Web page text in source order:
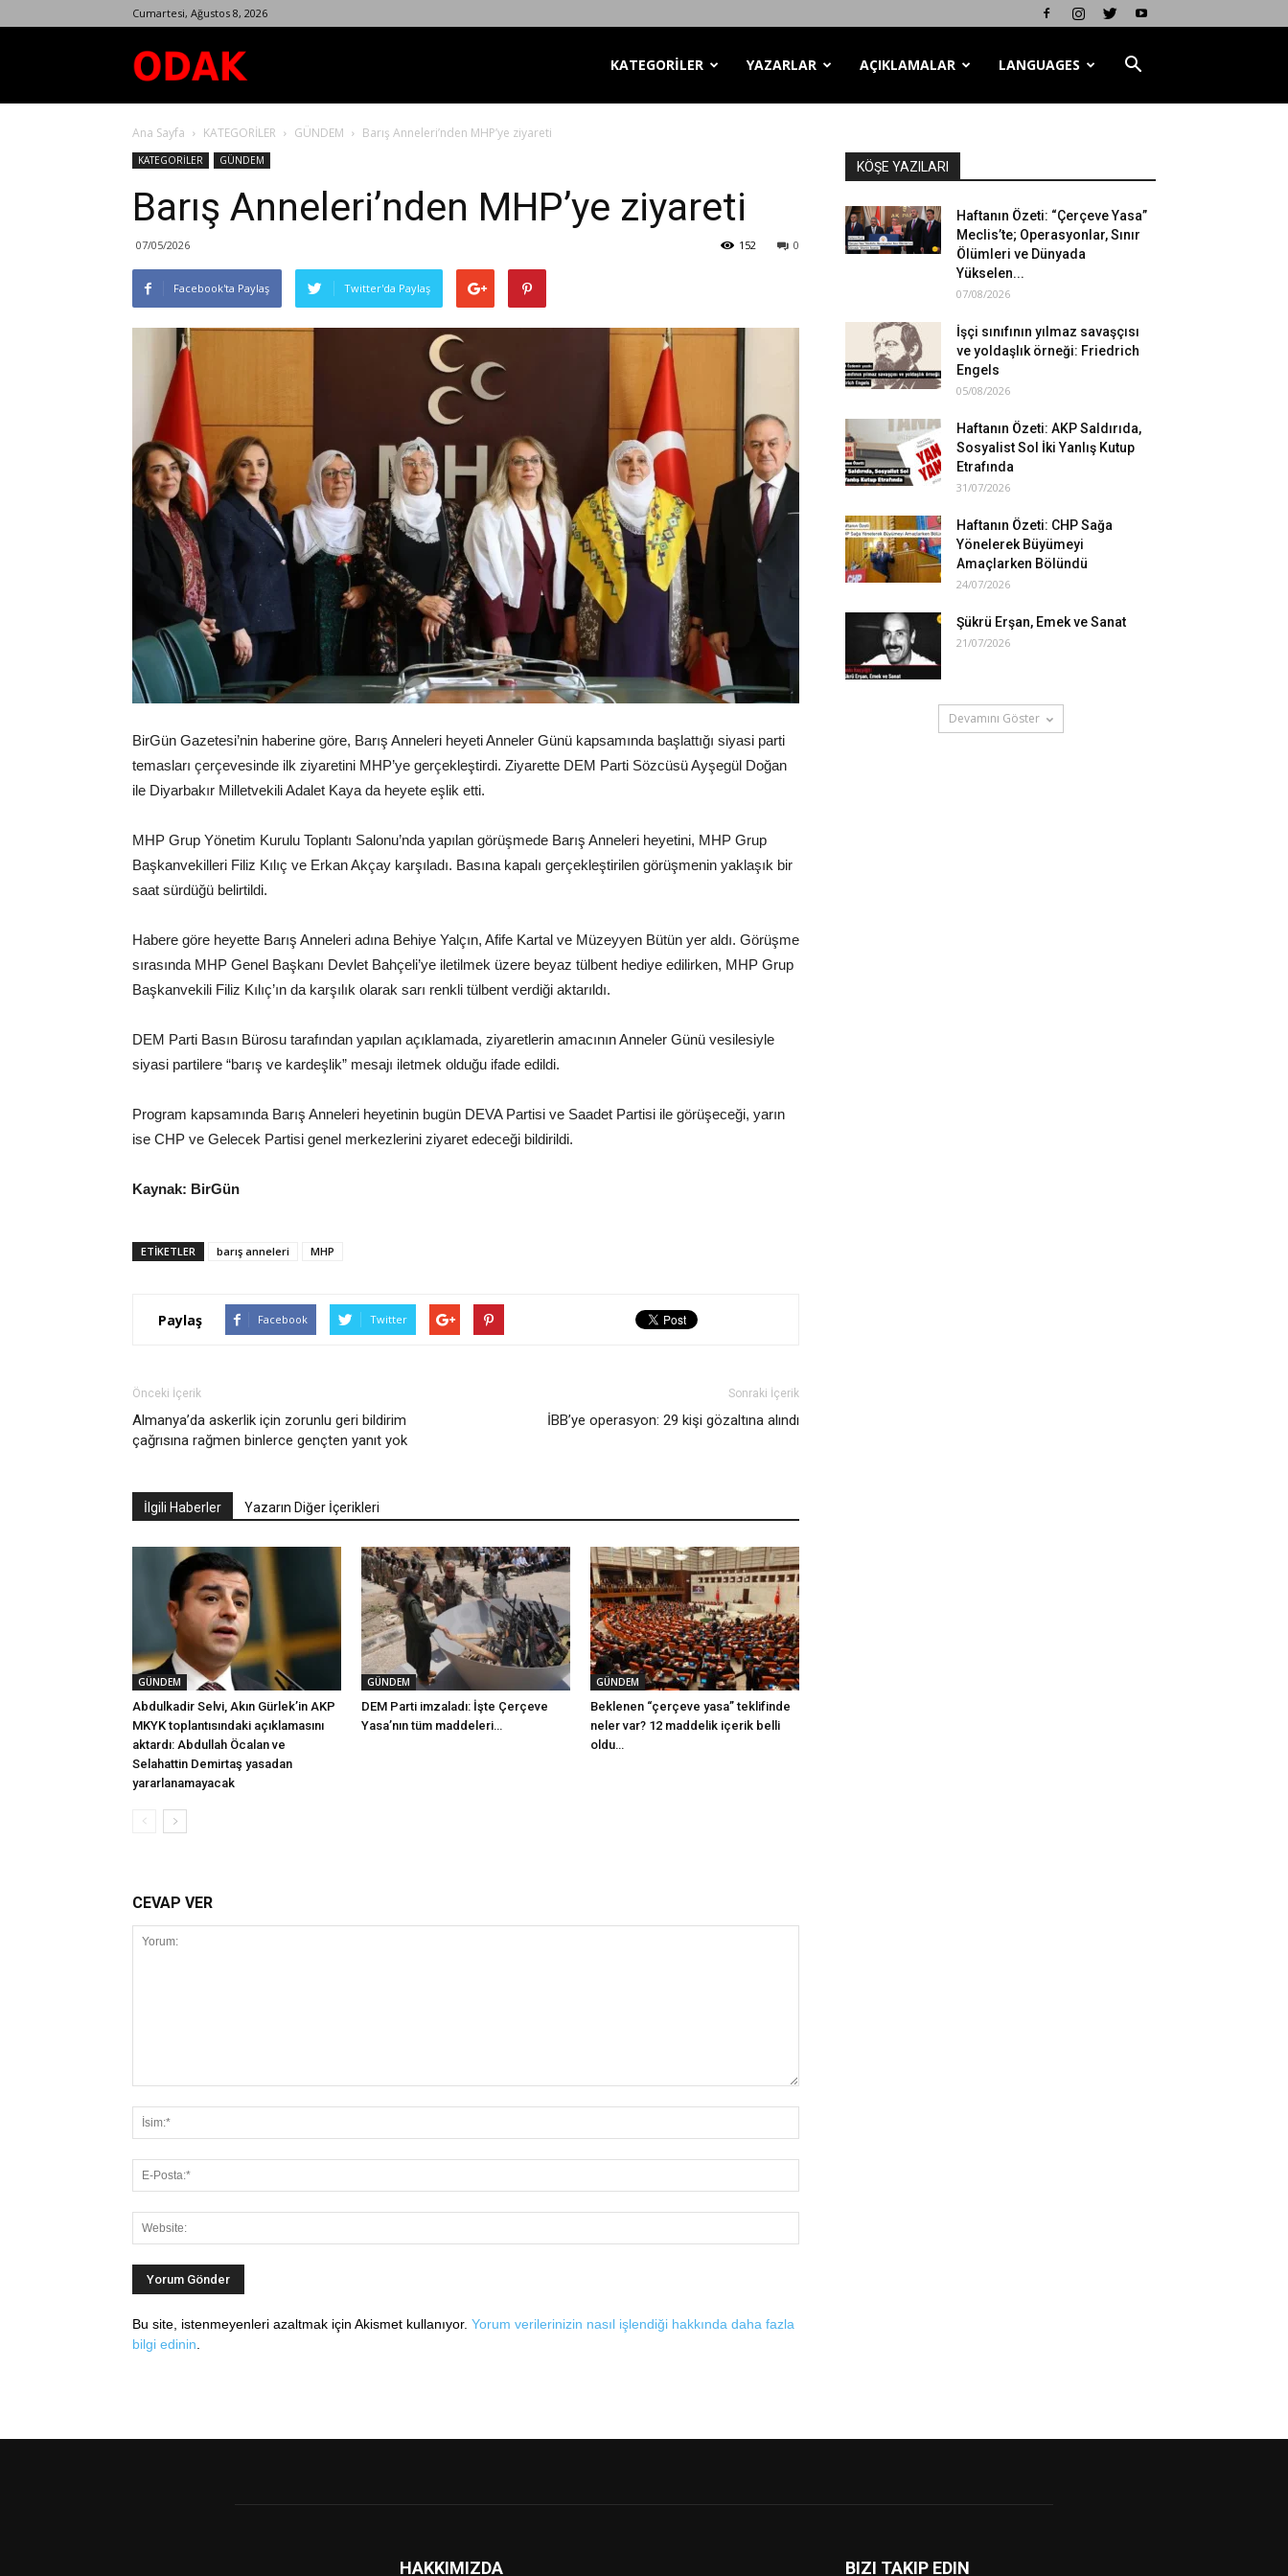
Cumartesi, Ağustos 8, 2026
Dergisi
KATEGORİLER YAZARLAR AÇIKLAMALAR LANGUAGES
Ana Sayfa KATEGORİLER GÜNDEM Barış Anneleri’nden MHP’ye ziyareti
KATEGORİLER GÜNDEM
Barış Anneleri’nden MHP’ye ziyareti
07/05/2026 0
152
Facebook'ta Paylaş Twitter'da Paylaş
BirGün Gazetesi’nin haberine göre, Barış Anneleri heyeti Anneler Günü kapsamında başlattığı siyasi parti
temasları çerçevesinde ilk ziyaretini MHP’ye gerçekleştirdi. Ziyarette DEM Parti Sözcüsü Ayşegül Doğan
ile Diyarbakır Milletvekili Adalet Kaya da heyete eşlik etti.
MHP Grup Yönetim Kurulu Toplantı Salonu’nda yapılan görüşmede Barış Anneleri heyetini, MHP Grup
Başkanvekilleri Filiz Kılıç ve Erkan Akçay karşıladı. Basına kapalı gerçekleştirilen görüşmenin yaklaşık bir
saat sürdüğü belirtildi.
Habere göre heyette Barış Anneleri adına Behiye Yalçın, Afife Kartal ve Müzeyyen Bütün yer aldı. Görüşme
sırasında MHP Genel Başkanı Devlet Bahçeli’ye iletilmek üzere beyaz tülbent hediye edilirken, MHP Grup
Başkanvekili Filiz Kılıç’ın da karşılık olarak sarı renkli tülbent verdiği aktarıldı.
DEM Parti Basın Bürosu tarafından yapılan açıklamada, ziyaretlerin amacının Anneler Günü vesilesiyle
siyasi partilere “barış ve kardeşlik” mesajı iletmek olduğu ifade edildi.
Program kapsamında Barış Anneleri heyetinin bugün DEVA Partisi ve Saadet Partisi ile görüşeceği, yarın
ise CHP ve Gelecek Partisi genel merkezlerini ziyaret edeceği bildirildi.
Kaynak: BirGün
ETIKETLER barış anneleri MHP
Paylaş Facebook Twitter
Önceki İçerik
Almanya’da askerlik için zorunlu geri bildirim
çağrısına rağmen binlerce gençten yanıt yok
Sonraki İçerik
İBB’ye operasyon: 29 kişi gözaltına alındı
İlgili Haberler Yazarın Diğer İçerikleri
GÜNDEM
Abdulkadir Selvi, Akın Gürlek’in AKP
MKYK toplantısındaki açıklamasını
aktardı: Abdullah Öcalan ve
Selahattin Demirtaş yasadan
yararlanamayacak
GÜNDEM
DEM Parti imzaladı: İşte Çerçeve
Yasa’nın tüm maddeleri…
GÜNDEM
Beklenen “çerçeve yasa” teklifinde
neler var? 12 maddelik içerik belli
oldu…
CEVAP VER
Bu site, istenmeyenleri azaltmak için Akismet kullanıyor. Yorum verilerinizin nasıl işlendiği hakkında daha fazla
bilgi edinin
KÖŞE YAZILARI
Haftanın Özeti: “Çerçeve Yasa”
Meclis’te; Operasyonlar, Sınır
Ölümleri ve Dünyada
Yükselen...
07/08/2026
İşçi sınıfının yılmaz savaşçısı
ve yoldaşlık örneği: Friedrich
Engels
05/08/2026
Haftanın Özeti: AKP Saldırıda,
Sosyalist Sol İki Yanlış Kutup
Etrafında
31/07/2026
Haftanın Özeti: CHP Sağa
Yönelerek Büyümeyi
Amaçlarken Bölündü
24/07/2026
Şükrü Erşan, Emek ve Sanat
21/07/2026
Devamını Göster
HAKKIMIZDA BIZI TAKIP EDIN